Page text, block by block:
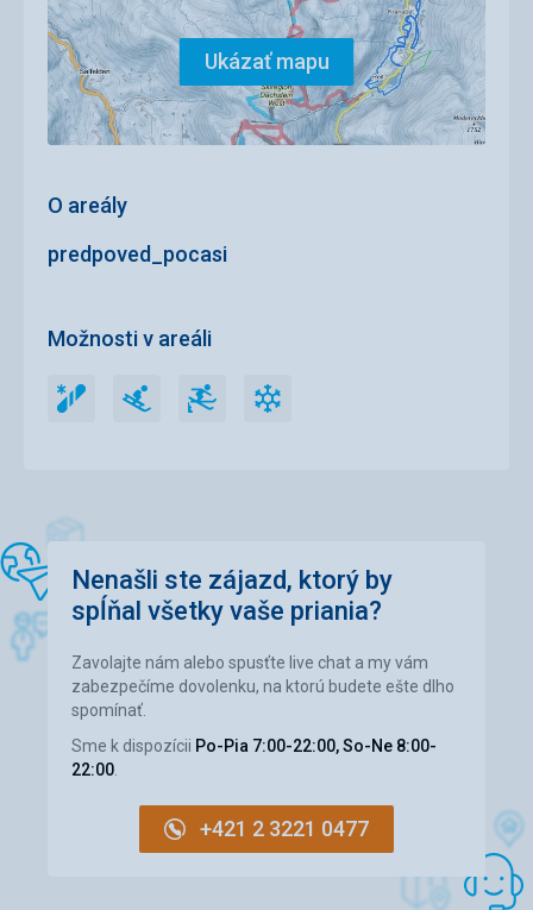
Ukázať mapu
O areály
predpoved_pocasi
Možnosti v areáli
SnowparkSánkarskéFreeride Umelé
Nenašli ste zájazd, ktorý by
spĺňal všetky vaše priania?
Zavolajte nám alebo spusťte live chat a my vám
zabezpečíme dovolenku, na ktorú budete ešte dlho
spomínať.
Sme k dispozícii Po-Pia 7:00-22:00, So-Ne 8:00-
22:00
+421 2 3221 0477